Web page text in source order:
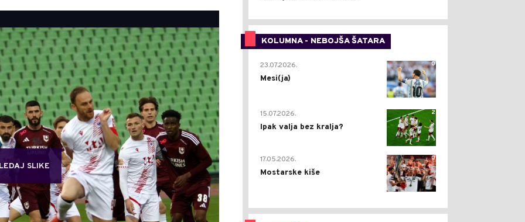
SLIKE
KOLUMNA - NEBOJŠA ŠATARA
0
23.07.2026.
Mesi(ja)
2
15.07.2026.
Ipak valja bez kralja?
0
17.05.2026.
Mostarske kiše